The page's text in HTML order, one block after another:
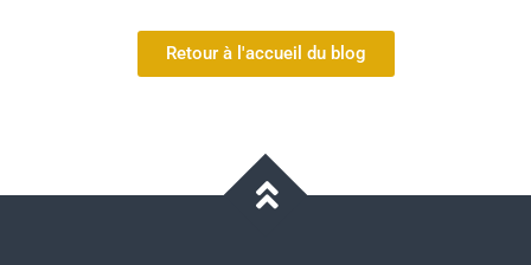
Retour à l'accueil du blog